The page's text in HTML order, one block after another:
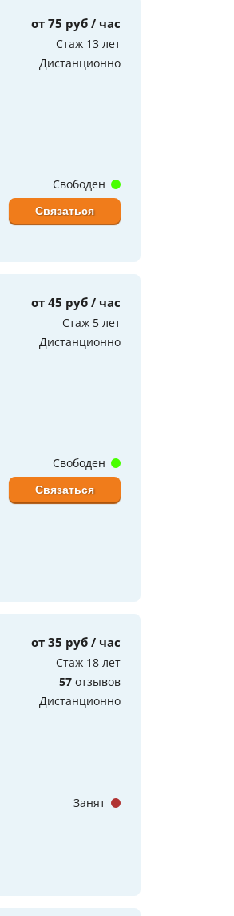
от 75 руб / час
Стаж 13 лет
Дистанционно
Свободен
Связаться
от 45 руб / час
Стаж 5 лет
Дистанционно
Свободен
Связаться
от 35 руб / час
Стаж 18 лет
57 отзывов
Дистанционно
Занят